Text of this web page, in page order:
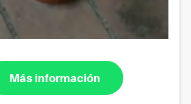
Más información